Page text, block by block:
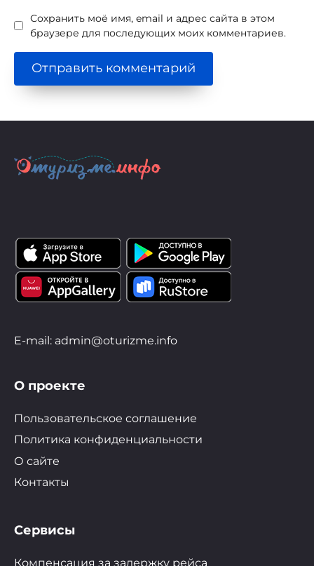
Сохранить моё имя, email и адрес сайта в этом
браузере для последующих моих комментариев.
E-mail: admin@oturizme.info
О проекте
Пользовательское соглашение
Политика конфиденциальности
О сайте
Контакты
Сервисы
Компенсация за задержку рейса